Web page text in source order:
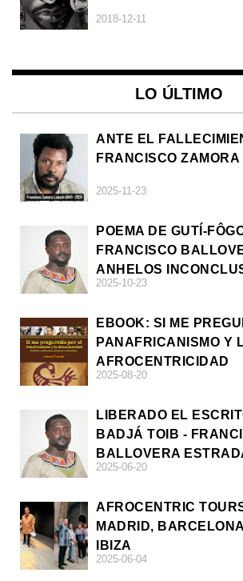
2018-12-11
LO ÚLTIMO
ANTE EL
FRANCISCO ZAMORA
2025-11-23
POEMA DE GUTÍ-
FRANCISCO
ANHELOS
2025-10-23
EBOOK: SI ME
PANAFRICANISMO Y
AFROCENTRICIDAD
2025-08-20
LIBERADO EL
BADJÁ TOIB -
BALLOVERA
2025-06-20
AFROCENTRIC
MADRID,
IBIZA
2025-06-04